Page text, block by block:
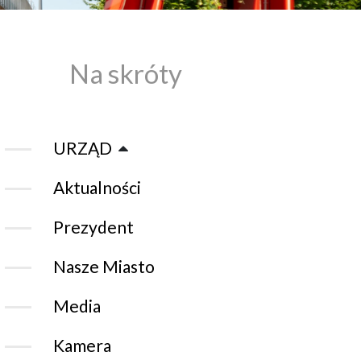
Na skróty
URZĄD
Aktualności
Prezydent
Nasze Miasto
Media
Kamera